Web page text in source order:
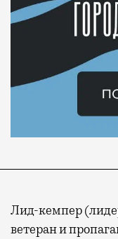
Лид-кемпер
ветеран и